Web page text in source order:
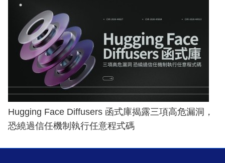
Hugging Face Diffusers 函式庫揭露三項高危漏洞，
恐繞過信任機制執行任意程式碼